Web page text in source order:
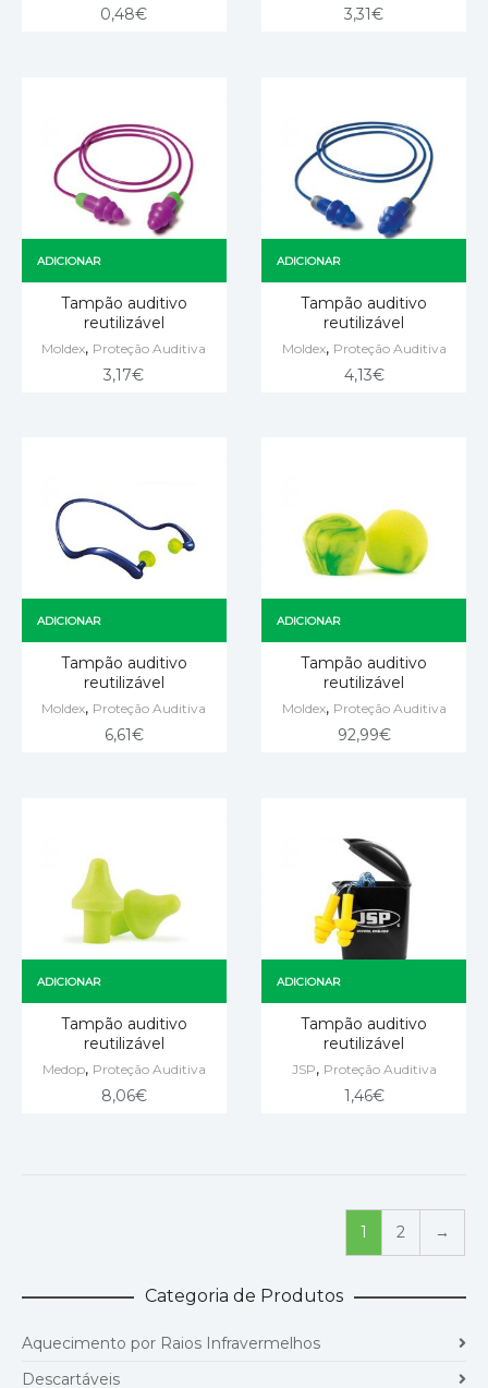
0,48€ 3,31€
ADICIONAR
Tampão auditivo
reutilizável
Moldex, Proteção Auditiva
3,17€
ADICIONAR
Tampão auditivo
reutilizável
Moldex, Proteção Auditiva
4,13€
ADICIONAR
Tampão auditivo
reutilizável
Moldex, Proteção Auditiva
6,61€
ADICIONAR
Tampão auditivo
reutilizável
Moldex, Proteção Auditiva
92,99€
ADICIONAR
Tampão auditivo
reutilizável
Medop, Proteção Auditiva
8,06€
ADICIONAR
Tampão auditivo
reutilizável
JSP, Proteção Auditiva
1,46€
1 2 →
Categoria de Produtos
Aquecimento por Raios Infravermelhos
Descartáveis